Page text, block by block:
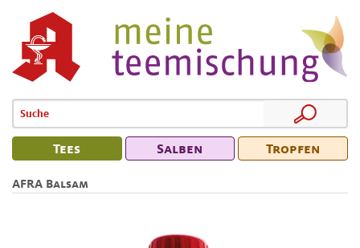
Tees Salben Tropfen
AFRA Balsam